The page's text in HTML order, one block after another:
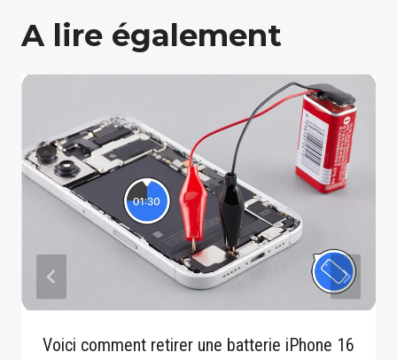
A lire également
Voici comment retirer une batterie iPhone 16